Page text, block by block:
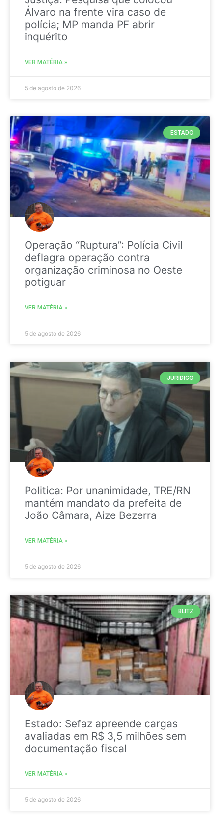
Álvaro na frente vira caso de
polícia; MP manda PF abrir
inquérito
VER MATÉRIA »
5 de agosto de 2026
ESTADO
Operação “Ruptura”: Polícia Civil
deflagra operação contra
organização criminosa no Oeste
potiguar
VER MATÉRIA »
5 de agosto de 2026
JURIDICO
Politica: Por unanimidade, TRE/RN
mantém mandato da prefeita de
João Câmara, Aize Bezerra
VER MATÉRIA »
5 de agosto de 2026
BLITZ
Estado: Sefaz apreende cargas
avaliadas em R$ 3,5 milhões sem
documentação fiscal
VER MATÉRIA »
5 de agosto de 2026